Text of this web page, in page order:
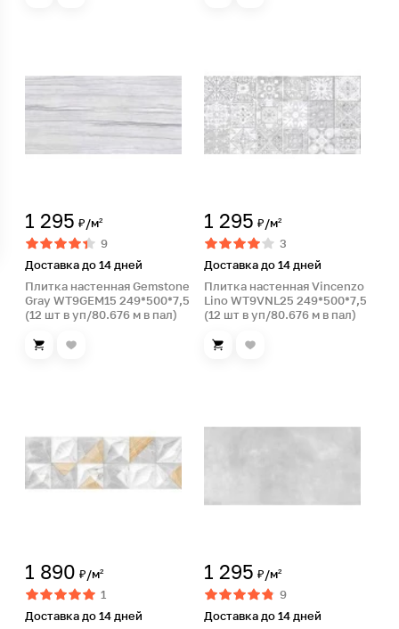
1 295 ₽/м²
9
Доставка до 14 дней
Плитка настенная Gemstone
Gray WT9GEM15 249*500*7,5
(12 шт в уп/80.676 м в пал)
1 295 ₽/м²
3
Доставка до 14 дней
Плитка настенная Vincenzo
Lino WT9VNL25 249*500*7,5
(12 шт в уп/80.676 м в пал)
1 890 ₽/м²
1
Доставка до 14 дней
1 295 ₽/м²
9
Доставка до 14 дней